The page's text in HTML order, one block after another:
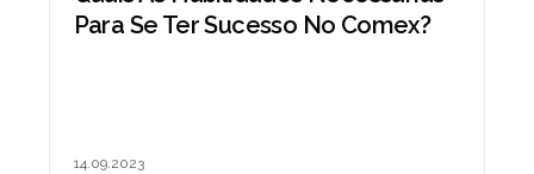
Para Se Ter Sucesso No Comex?
14.09.2023